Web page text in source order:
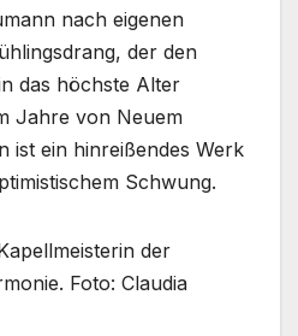
nach eigenen
der den
das höchste Alter
Jahre von Neuem
ist ein hinreißendes Werk
Schwung.
der
Foto: Claudia